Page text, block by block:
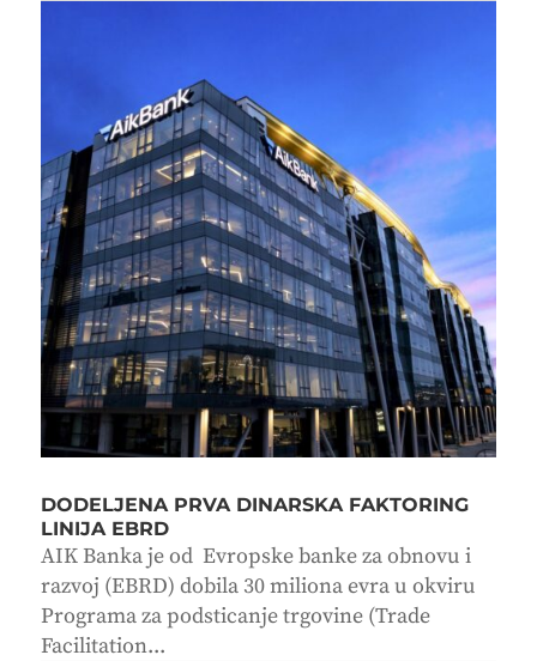
DODELJENA PRVA DINARSKA FAKTORING
LINIJA EBRD
AIK Banka je od Evropske banke za obnovu i
razvoj (EBRD) dobila 30 miliona evra u okviru
Programa za podsticanje trgovine (Trade
Facilitation...